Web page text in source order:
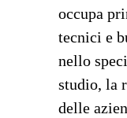
occupa
tecnici e
nello
studio, la
delle